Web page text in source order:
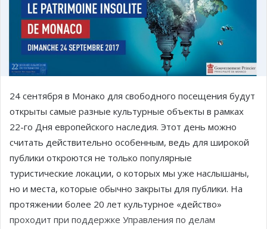
24 сентября в Монако для свободного посещения будут
открыты самые разные культурные объекты в рамках
22-го Дня европейского наследия. Этот день можно
считать действительно особенным, ведь для широкой
публики откроются не только популярные
туристические локации, о которых мы уже наслышаны,
но и места, которые обычно закрыты для публики. На
протяжении более 20 лет культурное «действо»
проходит при поддержке Управления по делам